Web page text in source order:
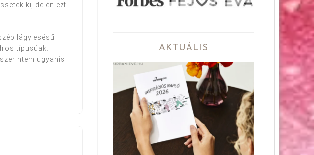
ki, de én ezt
lágy esésű
típusúak.
ugyanis
AKTUÁLIS